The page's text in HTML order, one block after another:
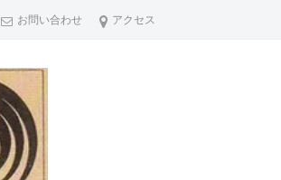
お問い合わせ アクセス